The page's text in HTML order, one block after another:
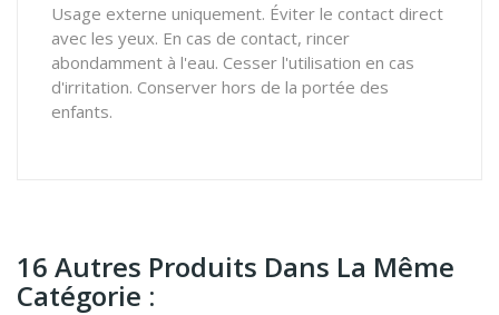
Usage externe uniquement. Éviter le contact direct
avec les yeux. En cas de contact, rincer
abondamment à l'eau. Cesser l'utilisation en cas
d'irritation. Conserver hors de la portée des
enfants.
16 Autres Produits Dans La Même
Catégorie :